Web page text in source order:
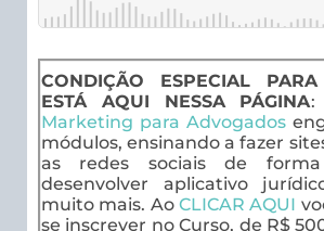
CONDIÇÃO ESPECIAL
ESTÁ AQUI NESSA PÁGINA:
Marketing para Advogados
módulos, ensinando a fazer
as redes sociais de forma
desenvolver aplicativo
muito mais. Ao CLICAR AQUI
se inscrever no Curso, de R$